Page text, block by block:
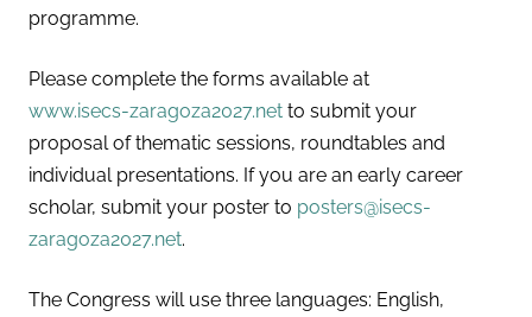
programme.
Please complete the forms available at
www.isecs-zaragoza2027.net to submit your
proposal of thematic sessions, roundtables and
individual presentations. If you are an early career
scholar, submit your poster to posters@isecs-
zaragoza2027.net.
The Congress will use three languages: English,